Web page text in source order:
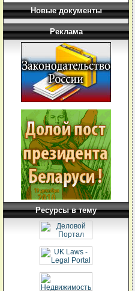
Новые документы
Реклама
Ресурсы в тему